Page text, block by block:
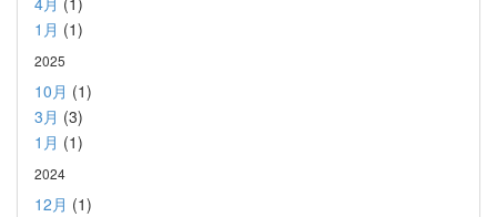
1月 (1)
2025
10月 (1)
3月 (3)
1月 (1)
2024
12月 (1)